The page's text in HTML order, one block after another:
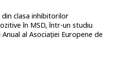
clasa inhibitorilor
în MSD, într-un studiu
al Asociației Europene de